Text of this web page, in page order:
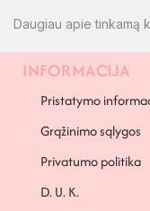
Daugiau apie tinkamą
PAPILDOMA
INFORMACIJA
Pristatymo
Grąžinimo sąlygos
Privatumo politika
D. U. K.